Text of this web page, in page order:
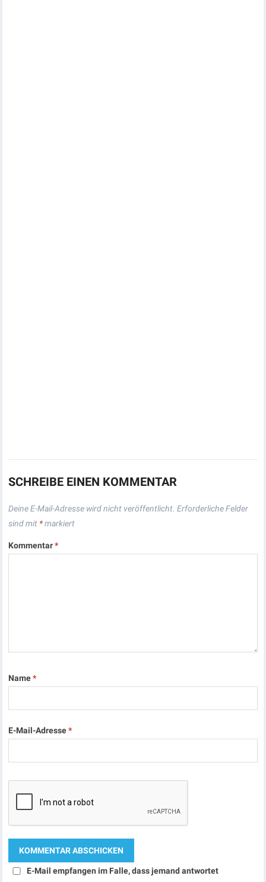
SCHREIBE EINEN KOMMENTAR
Deine E-Mail-Adresse wird nicht veröffentlicht. Erforderliche Felder
sind mit *markiert
Kommentar*
Name*
E-Mail-Adresse*
E-Mail empfangen im Falle, dass jemand antwortet